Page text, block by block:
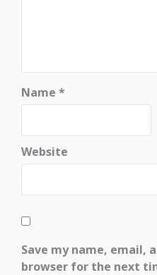
Name*
Website
Save my name, email,
browser for the next